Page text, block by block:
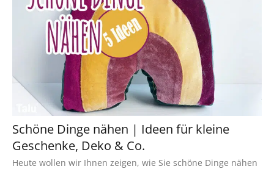
Schöne Dinge nähen | Ideen für kleine
Geschenke, Deko & Co.
Heute wollen wir Ihnen zeigen, wie Sie schöne Dinge nähen